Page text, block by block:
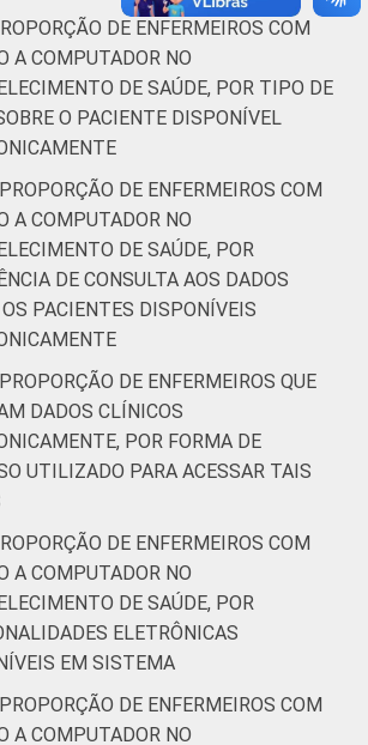
DE ENFERMEIROS COM
A COMPUTADOR NO
DE SAÚDE, POR TIPO DE
O PACIENTE DISPONÍVEL
DE ENFERMEIROS COM
A COMPUTADOR NO
DE SAÚDE, POR
DE CONSULTA AOS DADOS
PACIENTES DISPONÍVEIS
DE ENFERMEIROS QUE
DADOS CLÍNICOS
POR FORMA DE
UTILIZADO PARA ACESSAR TAIS
DE ENFERMEIROS COM
A COMPUTADOR NO
DE SAÚDE, POR
ELETRÔNICAS
EM SISTEMA
DE ENFERMEIROS COM
A COMPUTADOR NO